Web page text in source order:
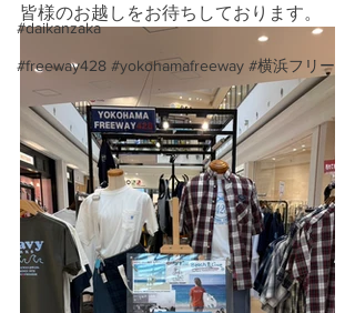
#daikanzaka
#freeway428 #yokohamafreeway #横浜フリー
皆様のお越しをお待ちしております。